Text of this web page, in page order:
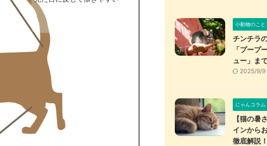
小動物のこと
チンチラ
「プープ
ュー」ま
2025/9/9
にゃんコラム
【猫の暑
インから
徹底解説！